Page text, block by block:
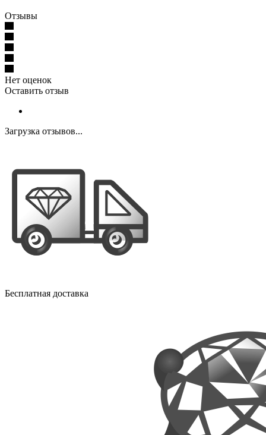
Отзывы
Нет оценок
Оставить отзыв
Загрузка отзывов...
Бесплатная доставка